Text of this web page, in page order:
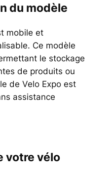
du modèle
mobile et
Ce modèle
le stockage
de produits ou
de Velo Expo est
assistance
votre vélo